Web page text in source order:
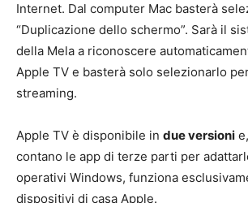
Internet. Dal computer Mac basterà
“Duplicazione dello schermo”. Sarà il
della Mela a riconoscere
Apple TV e basterà solo selezionarlo
streaming.
Apple TV è disponibile in due versioni
contano le app di terze parti per
operativi Windows, funziona
dispositivi di casa Apple.